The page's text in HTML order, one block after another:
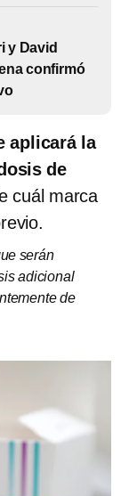
y David
confirmó
aplicará la
de
cuál marca
serán
adicional
de